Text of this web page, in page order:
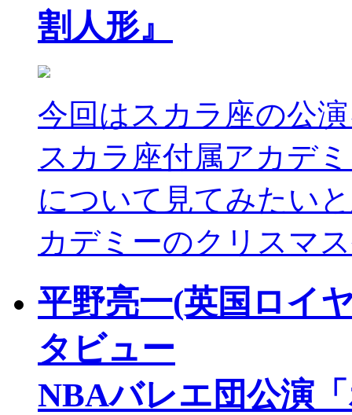
割人形』
今回はスカラ座の公
スカラ座付属アカデ
について見てみたい
カデミーのクリスマ
平野亮一(英国ロイ
タビュー
NBAバレエ団公演